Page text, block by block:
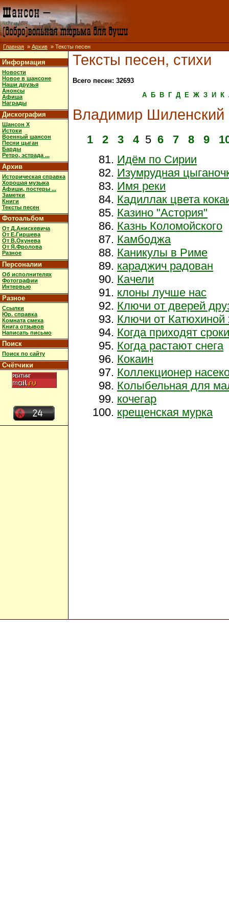
Главная » Архив » Тексты песен
Информация
Новости
Новое в шансоне
Наши друзья
Анонсы
Афиша
Награды
Дискография
Шансон X
Истоки
Военный шансон
Песни цыган
Барды
Ретро, эстрада ...
Архив
Историческая справка
Хорошая музыка
Афиши, постеры ...
Заметки
Книги
Тексты песен
Фотоальбом
От Д.Анискевича
От Е.Гиршева
От В.Окунева
От Я.Фролова
Разное
Персоналии
Об исполнителях
Фотографии
Интервью
Разное
Ссылки
Юр. справка
Комната смеха
Книга отзывов
Написать письмо
Поиск
Поиск по сайту
Счётчики
Тексты песен, стихи
Всего песен: 32693
А
Б В Г Д Е Ж З И К
Владимир Шиленский
1 2 3 45 6 7 8 9
Идём по Сирии
Изумрудная
Имя реки
Кадиллак цвета
Казино "Астория"
Казнь Коломойского
Камбоджа
Каникулы в Риме
караджич радован
Качели
клоны лучше нас
Ключи от дверей
Ключи от Катюхиной
Когда приходят сроки
Когда растают снега
Кокаин
Коллекционер
Колыбельная для
кочегар
крещенская мурка